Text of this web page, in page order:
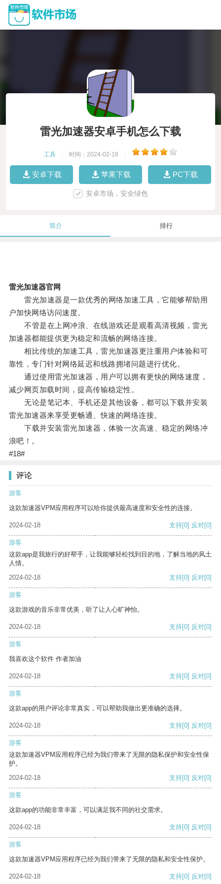
雷光加速器安卓手机怎么下载
工具 时间：2024-02-18
安卓下载 苹果下载 PC下载
安卓市场，安全绿色
简介 排行
雷光加速器官网
雷光加速器是一款优秀的网络加速工具，它能够帮助用
户加快网络访问速度。
不管是在上网冲浪、在线游戏还是观看高清视频，雷光
加速器都能提供更为稳定和流畅的网络连接。
相比传统的加速工具，雷光加速器更注重用户体验和可
靠性，专门针对网络延迟和线路拥堵问题进行优化。
通过使用雷光加速器，用户可以拥有更快的网络速度，
减少网页加载时间，提高传输稳定性。
无论是笔记本、手机还是其他设备，都可以下载并安装
雷光加速器来享受更畅通、快速的网络连接。
下载并安装雷光加速器，体验一次高速、稳定的网络冲
浪吧！。
#18#
评论
游客
这款加速器VPM应用程序可以给你提供最高速度和安全性的连接。
2024-02-18 支持[0] 反对[0]
游客
这款app是我旅行的好帮手，让我能够轻松找到目的地，了解当地的风土
人情。
2024-02-18
支持[0] 反对[0]
游客
这款游戏的音乐非常优美，听了让人心旷神怡。
2024-02-18 支持[0] 反对[0]
游客
我喜欢这个软件 作者加油
2024-02-18 支持[0] 反对[0]
游客
这款app的用户评论非常真实，可以帮助我做出更准确的选择。
2024-02-18 支持[0] 反对[0]
游客
这款加速器VPM应用程序已经为我们带来了无限的隐私保护和安全性保
护。
2024-02-18
支持[0] 反对[0]
游客
这款app的功能非常丰富，可以满足我不同的社交需求。
2024-02-18 支持[0] 反对[0]
游客
这款加速器VPM应用程序已经为我们带来了无限的隐私和安全性保护。
2024-02-18 支持[0] 反对[0]